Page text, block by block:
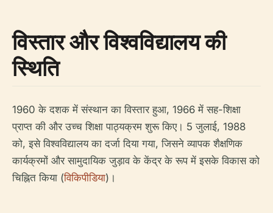
विस्तार और विश्वविद्यालय की
स्थिति
1960 के दशक में संस्थान का विस्तार हुआ, 1966 में सह-शिक्षा
प्राप्त की और उच्च शिक्षा पाठ्यक्रम शुरू किए। 5 जुलाई, 1988
को, इसे विश्वविद्यालय का दर्जा दिया गया, जिसने व्यापक शैक्षणिक
कार्यक्रमों और सामुदायिक जुड़ाव के केंद्र के रूप में इसके विकास को
चिह्नित किया (विकिपीडिया)।